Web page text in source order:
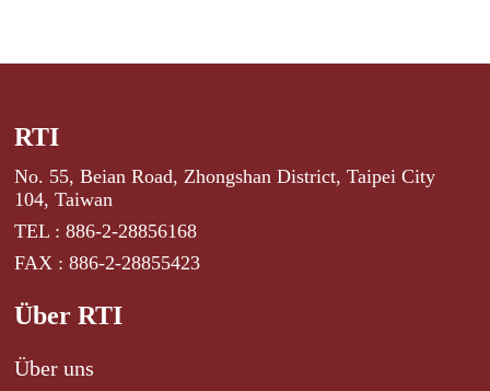
RTI
No. 55, Beian Road, Zhongshan District, Taipei City
104, Taiwan
TEL : 886-2-28856168
FAX : 886-2-28855423
Über RTI
Über uns